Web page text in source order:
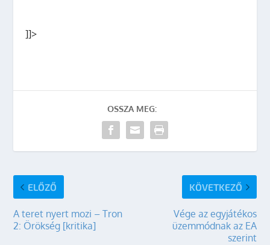
]]>
OSSZA MEG:
ELŐZŐ
A teret nyert mozi – Tron
2: Örökség [kritika]
KÖVETKEZŐ
Vége az egyjátékos
üzemmódnak az EA
szerint